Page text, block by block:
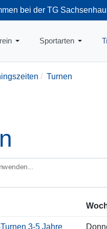
bei der TG
+49-69-
Sportarten
Turnen
3-5 Jahre